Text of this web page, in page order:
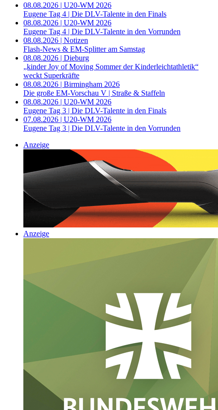
08.08.2026 | U20-WM 2026
Eugene Tag 4 | Die DLV-Talente in den Finals
08.08.2026 | U20-WM 2026
Eugene Tag 4 | Die DLV-Talente in den Vorrunden
08.08.2026 | Notizen
Flash-News & EM-Splitter am Samstag
08.08.2026 | Dieburg
„kinder Joy of Moving Sommer der Kinderleichtathletik“
weckt Superkräfte
08.08.2026 | Birmingham 2026
Die große EM-Vorschau V | Straße & Staffeln
08.08.2026 | U20-WM 2026
Eugene Tag 3 | Die DLV-Talente in den Finals
07.08.2026 | U20-WM 2026
Eugene Tag 3 | Die DLV-Talente in den Vorrunden
Anzeige
Anzeige